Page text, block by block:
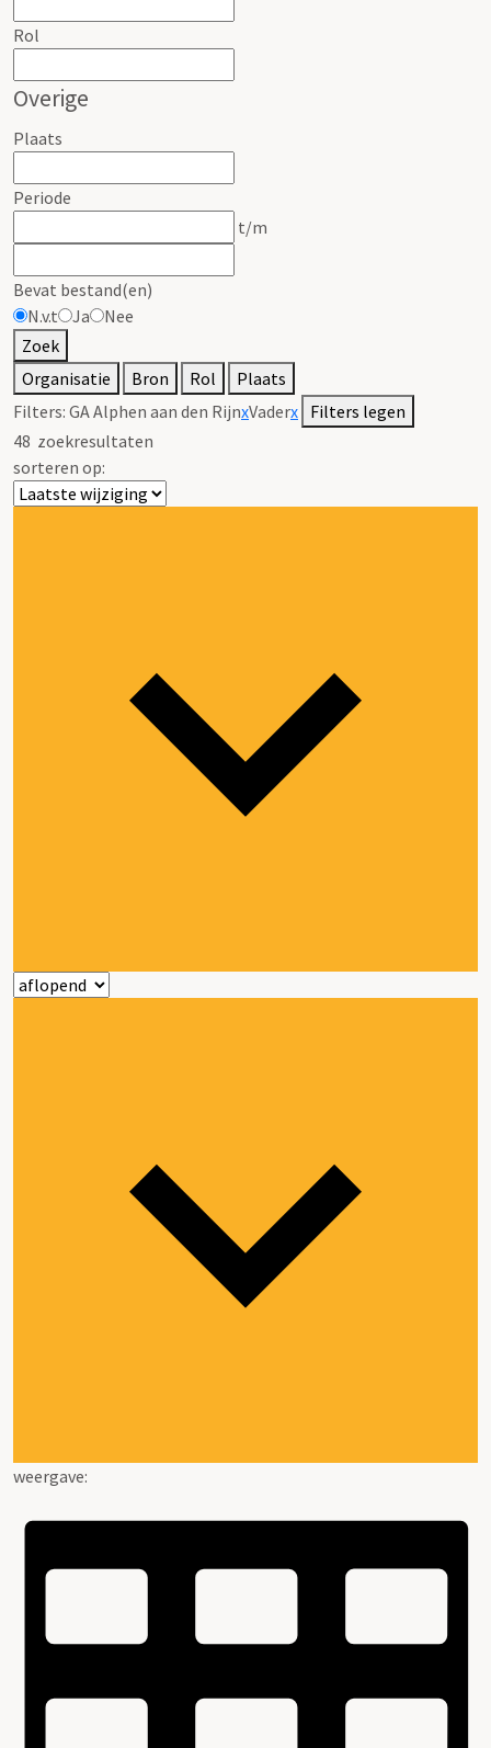
Rol
Overige
Plaats
Periode
t/m
Bevat bestand(en)
N.v.t
Ja
Nee
Zoek
Organisatie
Bron Rol
Plaats
Filters: GA Alphen aan den RijnxVaderx Filters legen
48 zoekresultaten
sorteren op:
weergave: